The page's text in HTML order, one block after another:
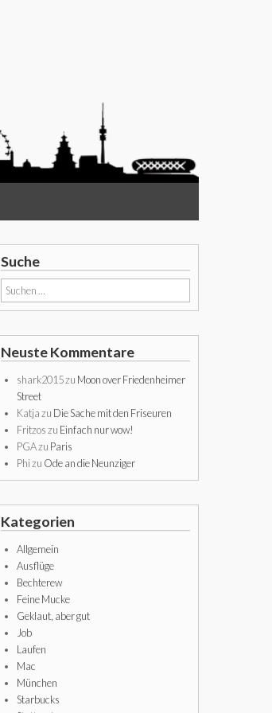
Suche
Suchen
nach:
Neuste Kommentare
shark2015zu Moon over Friedenheimer
Street
Katjazu Die Sache mit den Friseuren
Fritzoszu Einfach nur wow!
PGAzu Paris
Phizu Ode an die Neunziger
Kategorien
Allgemein
Ausflüge
Bechterew
Feine Mucke
Geklaut, aber gut
Job
Laufen
Mac
München
Starbucks